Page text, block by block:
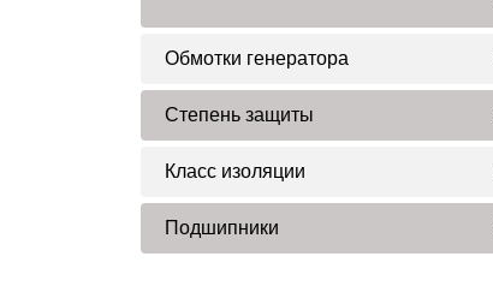
Обмотки генератора
Степень защиты
Класс изоляции
Подшипники